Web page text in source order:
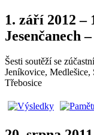
1. září 2012 –
Jesenčanech
Šesti soutěží se
Jeníkovice, Medlešice,
Třebosice